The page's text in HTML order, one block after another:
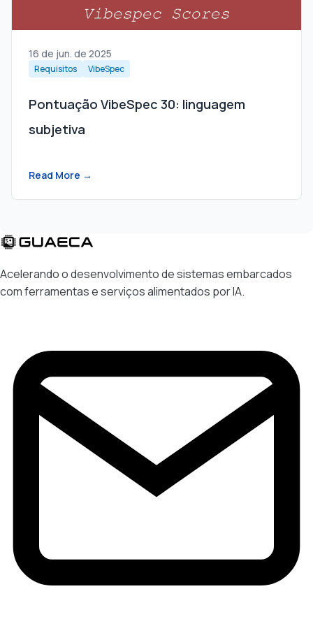
16 de jun. de 2025
Requisitos VibeSpec
Pontuação VibeSpec 30: linguagem
subjetiva
Read More →
Acelerando o desenvolvimento de sistemas embarcados
com ferramentas e serviços alimentados por IA.